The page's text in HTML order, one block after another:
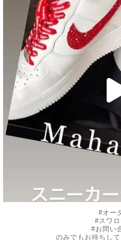
10月 30
#オー
#スワロ
#お問い
のみでもお待ちし